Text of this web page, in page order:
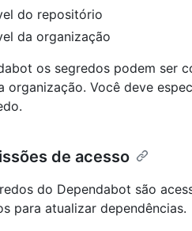
do repositório
da organização
os segredos podem ser
organização. Você deve
de acesso
do Dependabot são
para atualizar dependências.